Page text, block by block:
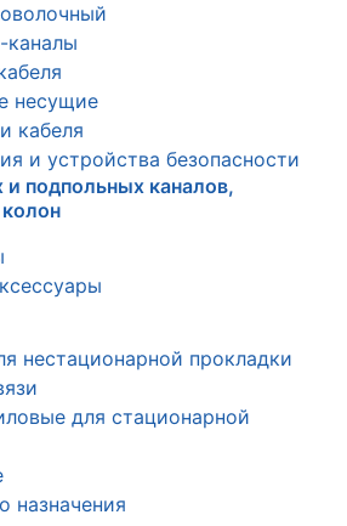
каналы
несущие
кабеля
и устройства безопасности
подпольных каналов,
нестационарной прокладки
для стационарной
назначения